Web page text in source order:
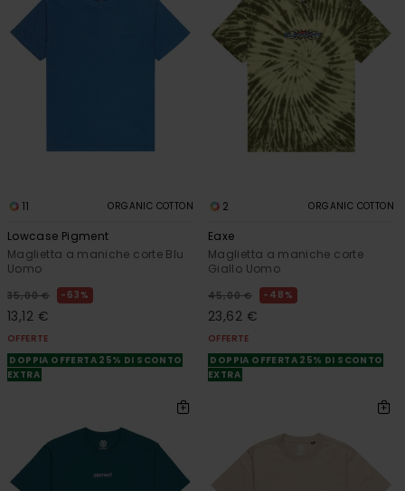
11 ORGANIC COTTON
Lowcase Pigment
Maglietta a maniche corte Blu
Uomo
35,00 € 63%
13,12 €
OFFERTE
DOPPIA OFFERTA 25% DI SCONTO
EXTRA
2 ORGANIC COTTON
Eaxe
Maglietta a maniche corte
Giallo Uomo
45,00 € 48%
23,62 €
OFFERTE
DOPPIA OFFERTA 25% DI SCONTO
EXTRA